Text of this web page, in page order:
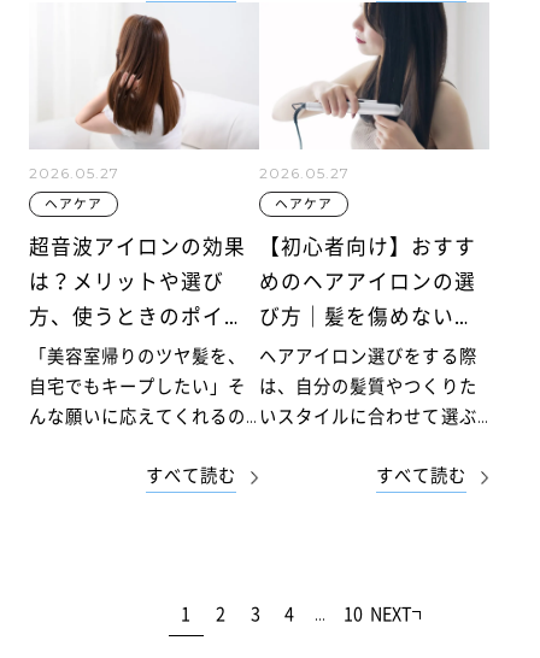
の向上が期待されます。カ
ラーやパーマとの併用もで
きるため、幅広い髪質・施
術に対応できるのが特徴で
らこそ、自分の髪質や生活
スタイルに合ったものを選
ぶことが大切です。
2026.05.27
ヘアケア
超音波アイロンの効果
は？メリットや選び
方、使うときのポイン
トを解説
「美容室帰りのツヤ髪を、
自宅でもキープしたい」そ
んな願いに応えてくれるの
見た目はヘアアイロンに似
すべて読む
2026.05.27
ヘアケア
【初心者向け】おすす
めのヘアアイロンの選
び方｜髪を傷めない使
い方も紹介
ヘアアイロン選びをする際
は、自分の髪質やつくりた
いスタイルに合わせて選ぶ
の素材や温度調節機能など
すべて読む
1 2 3 4 … 10 NEXT